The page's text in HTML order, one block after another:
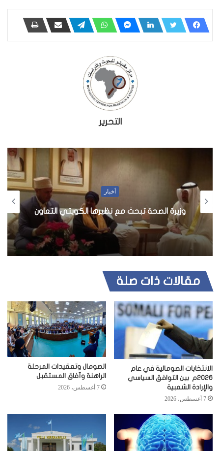
التحرير
أخبار
وزيرة الصحة تبحث مع نظيرها الكويتي التعاون
مقالات ذات صلة
الانتخابات الصومالية في عام
2026م بين التوافق السياسي
والإرادة الشعبية
7 أغسطس، 2026
الصومال وتعقيدات المرحلة
الراهنة وآفاق المستقبل
7 أغسطس، 2026